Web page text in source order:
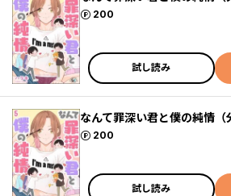
200
ポイント
試し読み
なんて罪深い君と僕の純情
200
ポイント
試し読み